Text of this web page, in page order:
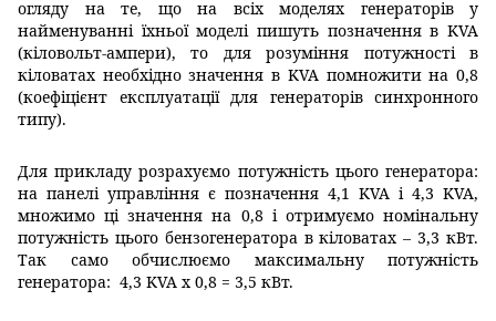
огляду на те, що на всіх моделях генераторів у
найменуванні їхньої моделі пишуть позначення в KVA
(кіловольт-ампери), то для розуміння потужності в
кіловатах необхідно значення в KVA помножити на 0,8
(коефіцієнт експлуатації для генераторів синхронного
типу).
Для прикладу розрахуємо потужність цього генератора:
на панелі управління є позначення 4,1 KVA і 4,3 KVA,
множимо ці значення на 0,8 і отримуємо номінальну
потужність цього бензогенератора в кіловатах – 3,3 кВт.
Так само обчислюємо максимальну потужність
генератора: 4,3 KVA х 0,8 = 3,5 кВт.